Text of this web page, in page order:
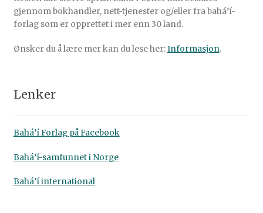
gjennom bokhandler, nett-tjenester og/eller fra bahá’í-
forlag som er opprettet i mer enn 30 land.
Ønsker du å lære mer kan du lese her:Informasjon.
Lenker
Bahá’í Forlag på Facebook
Bahá’í-samfunnet i Norge
Bahá’í international